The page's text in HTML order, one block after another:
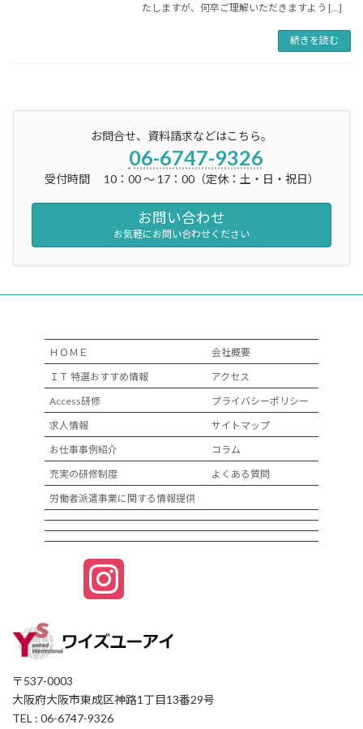
たしますが、何卒ご理解いただきますよう […]
続きを読む
お問合せ、資料請求などはこちら。
06-6747-9326
受付時間 10：00 ～ 17：00（定休：土・日・祝日）
お問い合わせ
お気軽にお問い合わせください
ＨＯＭＥ
会社概要
ＩＴ 特選おすすめ情報
アクセス
Access研修
プライバシーポリシー
求人情報
サイトマップ
お仕事事例紹介
コラム
充実の研修制度
よくある質問
労働者派遣事業に関する情報提供
t
〒537-0003
大阪府大阪市東成区神路1丁目13番29号
TEL : 06-6747-9326